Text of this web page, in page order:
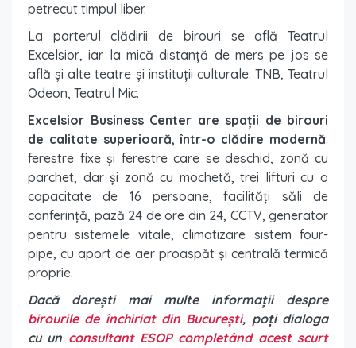
petrecut timpul liber.
La parterul clădirii de birouri se află Teatrul
Excelsior, iar la mică distanță de mers pe jos se
află și alte teatre și instituții culturale: TNB, Teatrul
Odeon, Teatrul Mic.
Excelsior Business Center are spații de birouri
de calitate superioară, într-o clădire modernă:
ferestre fixe și ferestre care se deschid, zonă cu
parchet, dar și zonă cu mochetă, trei lifturi cu o
capacitate de 16 persoane, facilități săli de
conferință, pază 24 de ore din 24, CCTV, generator
pentru sistemele vitale, climatizare sistem four-
pipe, cu aport de aer proaspăt și centrală termică
proprie.
Dacă dorești mai multe informații despre
birourile de închiriat din București, poți dialoga
cu un consultant ESOP completând acest scurt